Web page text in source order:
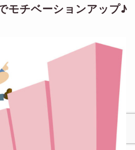
モチベーションアップ♪